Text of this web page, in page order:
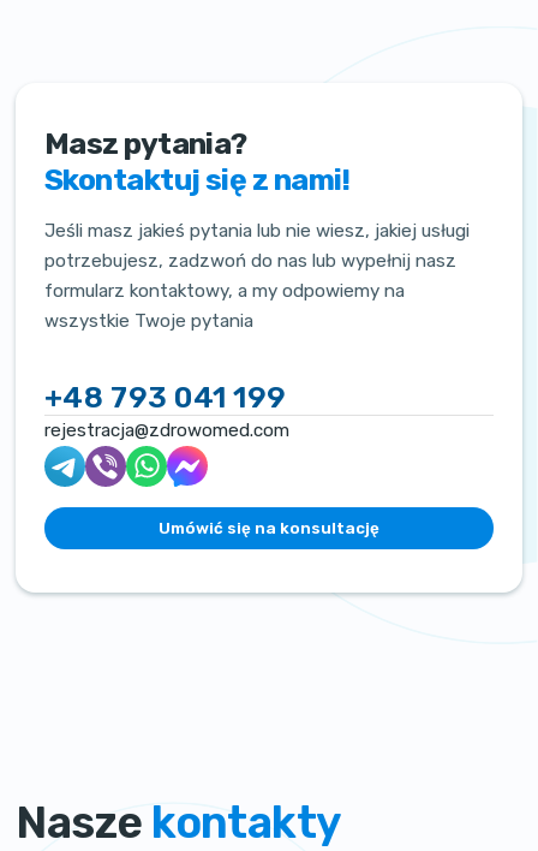
Masz pytania?
Skontaktuj się z nami!
Jeśli masz jakieś pytania lub nie wiesz, jakiej usługi
potrzebujesz, zadzwoń do nas lub wypełnij nasz
formularz kontaktowy, a my odpowiemy na
wszystkie Twoje pytania
+48 793 041 199
rejestracja@zdrowomed.com
Umówić się na konsultację
Nasze kontakty